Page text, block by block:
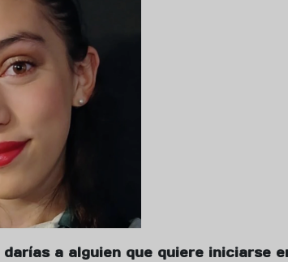
darías a alguien que quiere iniciarse